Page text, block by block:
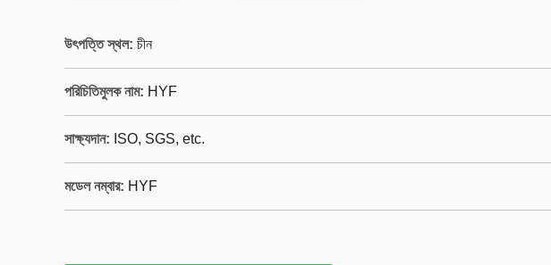
উৎপত্তি স্থল: চীন
পরিচিতিমুলক নাম: HYF
সাক্ষ্যদান: ISO, SGS, etc.
মডেল নম্বার: HYF